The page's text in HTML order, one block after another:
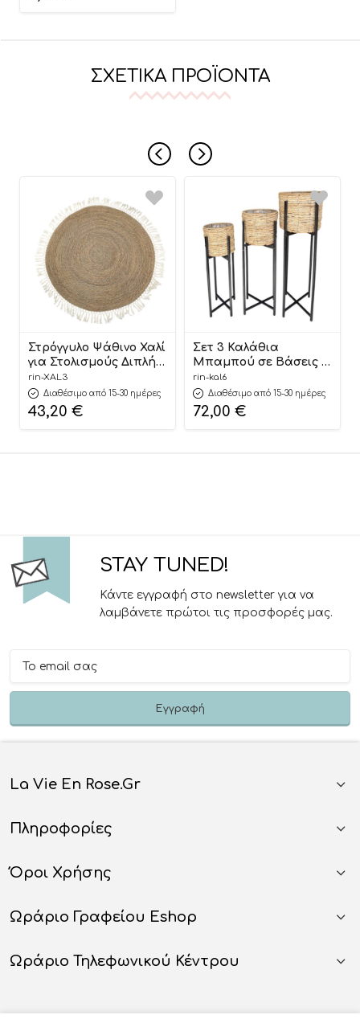
ΣΧΕΤΙΚΆ ΠΡΟΪΌΝΤΑ
Στρόγγυλο Ψάθινο Χαλί
για Στολισμούς Διπλής
Όψης 97cm | ΧΑΛ3
rin-XAL3
Διαθέσιμο από 15-30 ημέρες
43,20 €
Σετ 3 Καλάθια
Μπαμπού σε Βάσεις |
ΚΑΛ6
rin-kal6
Διαθέσιμο από 15-30 ημέρες
72,00 €
STAY TUNED!
Κάντε εγγραφή στο newsletter για να
λαμβάνετε πρώτοι τις προσφορές μας.
La Vie En Rose.gr
Πληροφορίες
Όροι Χρήσης
Ωράριο Γραφείου Eshop
Ωράριο Τηλεφωνικού Κέντρου